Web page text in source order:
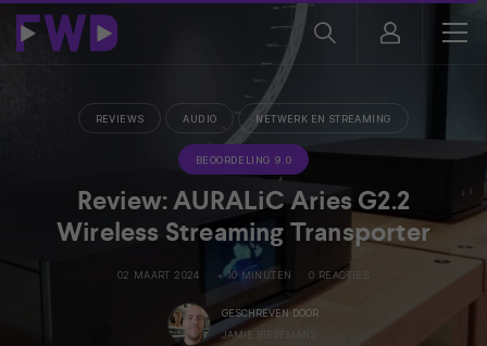
REVIEWS AUDIO NETWERK EN STREAMING
BEOORDELING 9.0
Review: AURALiC Aries G2.2
Wireless Streaming Transporter
02 MAART 2024 + 10 MINUTEN 0 REACTIES
GESCHREVEN DOOR
JAMIE BIESEMANS